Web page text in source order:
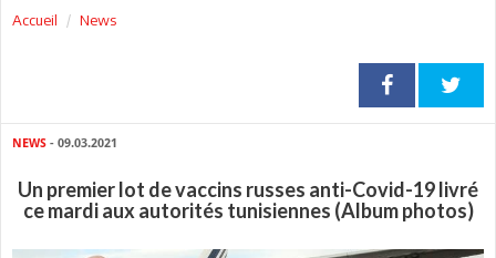
Accueil News
NEWS - 09.03.2021
Un premier lot de vaccins russes anti-Covid-19 livré
ce mardi aux autorités tunisiennes (Album photos)